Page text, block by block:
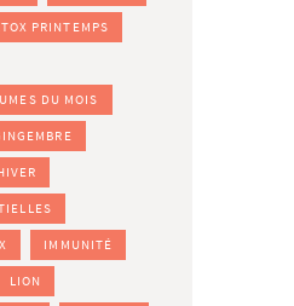
PRINTEMPS
DU MOIS
IMMUNITÉ
LION